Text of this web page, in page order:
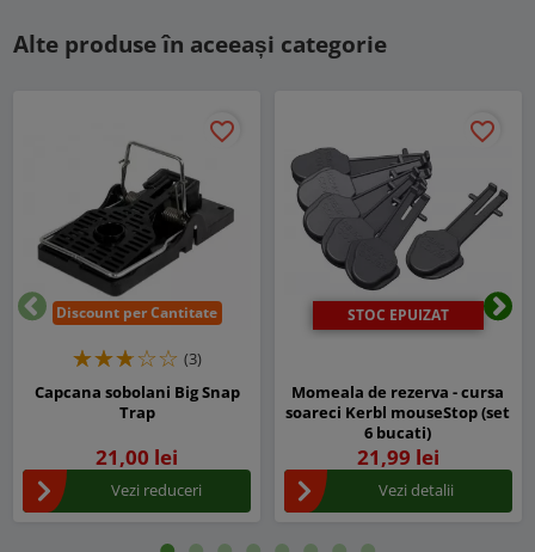
Alte produse în aceeași categorie
Discount per Cantitate
favorite_border
(3)
Capcana sobolani Big Snap
Trap
21,00 lei
Vezi reduceri
STOC EPUIZAT
favorite_border
Momeala de rezerva - cursa
soareci Kerbl mouseStop (set
6 bucati)
21,99 lei
Vezi detalii